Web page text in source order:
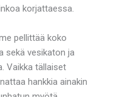
korjattaessa.
pellittää koko
sekä vesikaton ja
Vaikka tällaiset
hankkia ainakin